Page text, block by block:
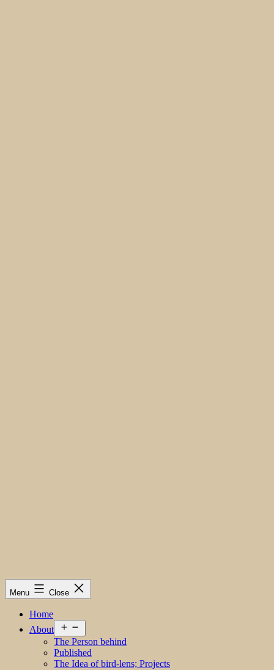
Menu Close
Home
About
menu
The Person behind
Published
The Idea of bird-lens; Projects